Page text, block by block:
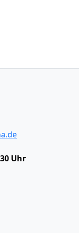
Uhr